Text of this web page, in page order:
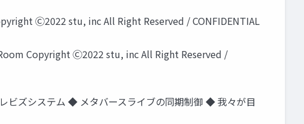
Ⓒ2022 stu, inc All Right Reserved / CONFIDENTIAL
Copyright Ⓒ2022 stu, inc All Right Reserved /
ズシステム ◆ メタバースライブの同期制御 ◆ 我々が目